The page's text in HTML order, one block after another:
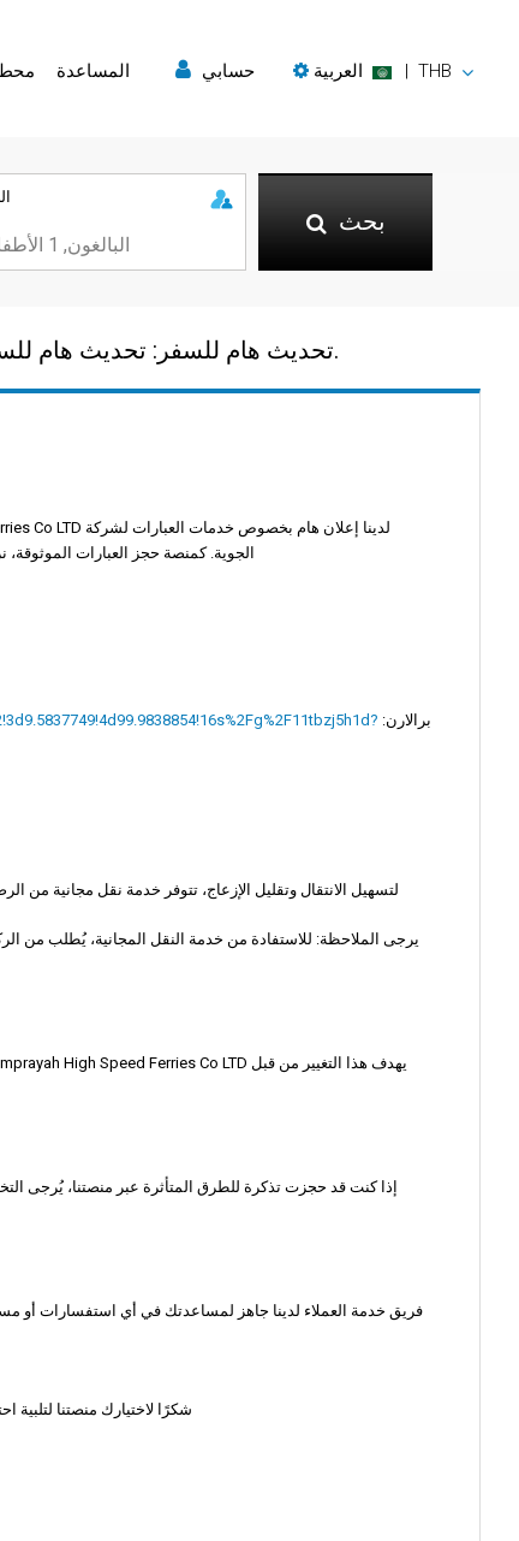
المساعدة حسابي العربية | THB
بحث
تحديث هام للسفر: تحديث هام للسفر: تغيير رصيف عبّارات لومبراياه عالية السرعة مع خدمة النقل المجانية 11 يونيو 2024 بسبب الأحوال الجوية.
لدينا إعلان هام بخصوص خدمات العبارات لشركة Lomprayah High Speed Ferries Co LTD المغادرة من كوه ساموي (رصيف بانجراك)
الجوية. كمنصة حجز العبارات الموثوقة،
برالارن:
لتسهيل الانتقال وتقليل الإزعاج، تتوفر خدمة نقل مجانية من
يرجى الملاحظة: للاستفادة من خدمة النقل المجانية، يُطلب من
إذا كنت قد حجزت تذكرة للطرق المتأثرة عبر منصتنا، يُرجى
فريق خدمة العملاء لدينا جاهز لمساعدتك في أي استفسارات أو
شكرًا لاختيارك منصتنا